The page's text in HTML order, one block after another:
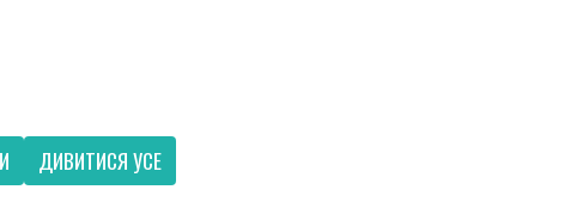
ДИВИТИСЯ УСЕ